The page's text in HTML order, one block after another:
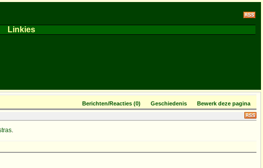
Linkies
Berichten/Reacties (0) Geschiedenis Bewerk deze pagina
.